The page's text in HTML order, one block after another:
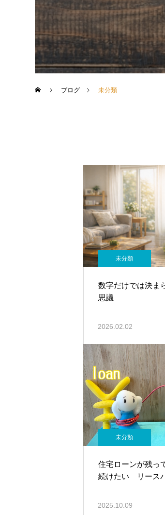
ブログ 未分類
未分類
数字だけでは決ま
思議
2026.02.02
未分類
住宅ローンが残っ
続けたい リース
2025.10.09